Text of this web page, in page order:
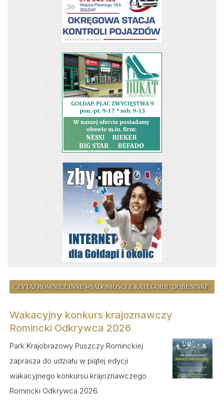
CZYTAJ RÓWNIEŻ INNE WIADOMOŚCI Z KATEGORII "DUBENINKI"
Wakacyjny konkurs krajoznawczy
Romincki Odkrywca 2026
Park Krajobrazowy Puszczy Rominckiej
zaprasza do udziału w piątej edycji
wakacyjnego konkursu krajoznawczego
Romincki Odkrywca 2026.